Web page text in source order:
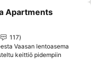
Apartments
117
Vaasan lentoasema
keittiö pidempiin